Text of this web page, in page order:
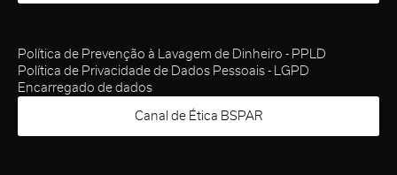
Política de Prevenção à Lavagem de Dinheiro - PPLD
Política de Privacidade de Dados Pessoais - LGPD
Encarregado de dados
Canal de Ética BSPAR